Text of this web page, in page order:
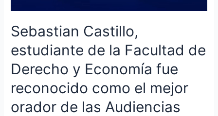
Sebastian Castillo,
estudiante de la Facultad de
Derecho y Economía fue
reconocido como el mejor
orador de las Audiencias
las
Preliminares
el
VI
Moot
Ambiental
Científica